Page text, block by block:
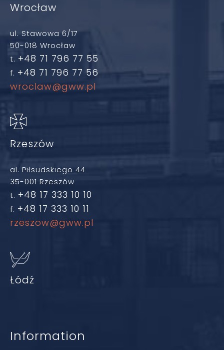
Wrocław
ul. Stawowa 6/17
50-018 Wrocław
t. +48 71 796 77 55
f. +48 71 796 77 56
wroclaw@gww.pl
Rzeszów
al. Piłsudskiego 44
35-001 Rzeszów
t. +48 17 333 10 10
f. +48 17 333 10 11
rzeszow@gww.pl
Łódź
Information